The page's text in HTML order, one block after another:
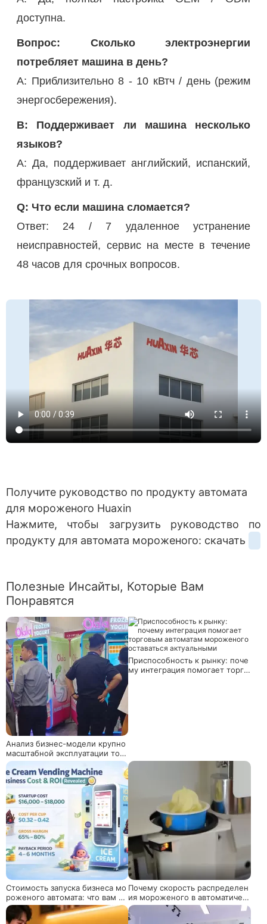
доступна.
Вопрос: Сколько электроэнергии
потребляет машина в день?
А: Приблизительно 8 - 10 кВтч / день (режим
энергосбережения).
В: Поддерживает ли машина несколько
языков?
A: Да, поддерживает английский, испанский,
французский и т. д.
Q: Что если машина сломается?
Ответ: 24 / 7 удаленное устранение
неисправностей, сервис на месте в течение
48 часов для срочных вопросов.
Получите руководство по продукту автомата
для мороженого Huaxin
Нажмите, чтобы загрузить руководство по
продукту для автомата мороженого: скачать
Полезные Инсайты, Которые Вам
Понравятся
Анализ бизнес-модели крупно
масштабной эксплуатации торг
овых автоматов мороженого
Приспособность к рынку: поче
му интеграция помогает торго
Стоимость запуска бизнеса мо
роженого автомата: что вам де
йствительно нужно бюджет
Почему скорость распределен
ия мороженого в автоматичес
ких торговых автоматах сильн
о влияет на реальный опыт?